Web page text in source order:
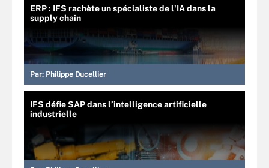
ERP : IFS rachète un spécialiste de l'IA dans la
supply chain
Par: Philippe Ducellier
IFS défie SAP dans l’intelligence artificielle
industrielle